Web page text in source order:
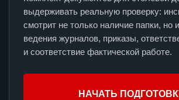
выдерживать реальную проверку:
смотрит не только наличие папки, но
ведения журналов, приказы,
и соответствие фактической работе.
НАЧАТЬ